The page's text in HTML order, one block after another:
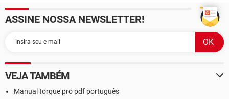
ASSINE NOSSA NEWSLETTER!
VEJA TAMBÉM
Manual torque pro pdf português